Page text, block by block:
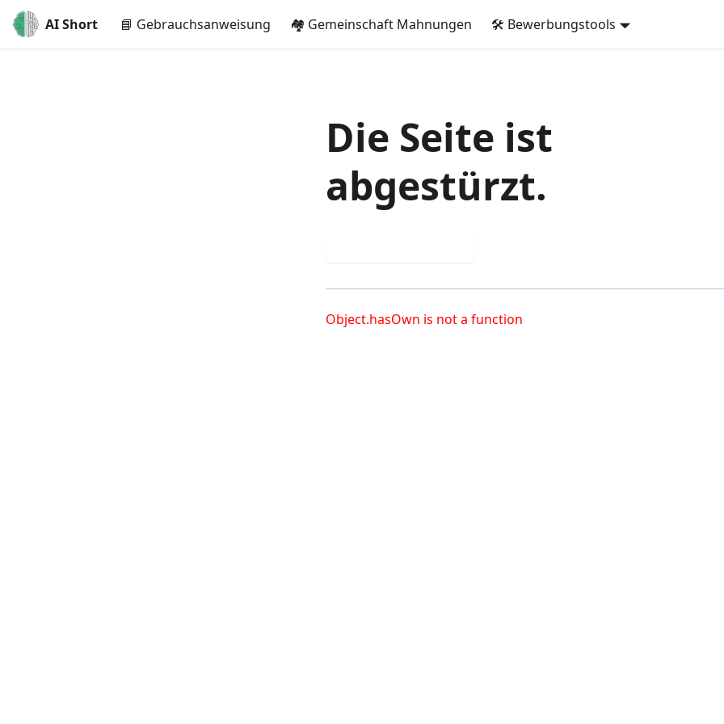
AI Short 📘 Gebrauchsanweisung 🏘️ Gemeinschaft Mahnungen 🛠️ Bewerbungstools
Die Seite ist
abgestürzt.
Object.hasOwn is not a function